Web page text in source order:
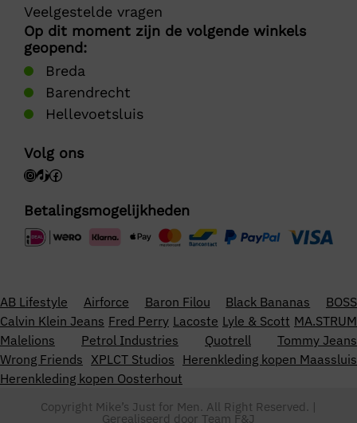
Veelgestelde vragen
Op dit moment zijn de volgende winkels
geopend:
Breda
Barendrecht
Hellevoetsluis
Volg ons
Betalingsmogelijkheden
AB Lifestyle Airforce Baron Filou Black Bananas
BOSS
Calvin Klein Jeans Fred Perry Lacoste Lyle & Scott MA.STRUM
Malelions
Petrol Industries Quotrell
Tommy Jeans
Wrong Friends XPLCT Studios Herenkleding kopen Maassluis
Herenkleding kopen Oosterhout
Copyright Mike’s Just for Men. All Right Reserved. |
Gerealiseerd door Team F&J